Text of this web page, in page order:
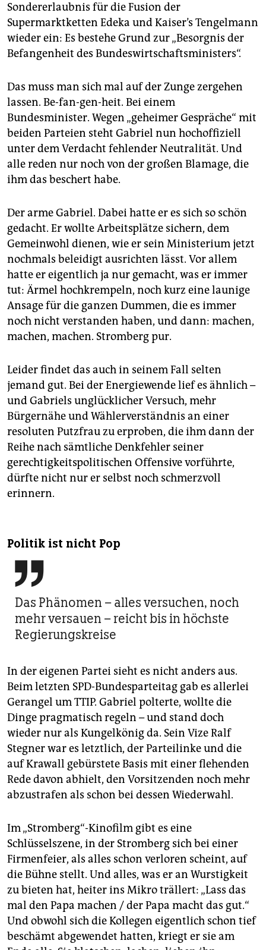
Sondererlaubnis für die Fusion der
Supermarktketten Edeka und Kaiser’s Tengelmann
wieder ein: Es bestehe Grund zur „Besorgnis der
Befangenheit des Bundeswirtschaftsministers“.
Das muss man sich mal auf der Zunge zergehen
lassen. Be-fan-gen-heit. Bei einem
Bundesminister. Wegen „geheimer Gespräche“ mit
beiden Parteien steht Gabriel nun hochoffiziell
unter dem Verdacht fehlender Neutralität. Und
alle reden nur noch von der großen Blamage, die
ihm das beschert habe.
Der arme Gabriel. Dabei hatte er es sich so schön
gedacht. Er wollte Arbeitsplätze sichern, dem
Gemeinwohl dienen, wie er sein Ministerium jetzt
nochmals beleidigt ausrichten lässt. Vor allem
hatte er eigentlich ja nur gemacht, was er immer
tut: Ärmel hochkrempeln, noch kurz eine launige
Ansage für die ganzen Dummen, die es immer
noch nicht verstanden haben, und dann: machen,
machen, machen. Stromberg pur.
Leider findet das auch in seinem Fall selten
jemand gut. Bei der Energiewende lief es ähnlich –
und Gabriels un­glücklicher Versuch, mehr
Bürgernähe und Wählerverständnis an einer
resoluten Putzfrau zu erproben, die ihm dann der
Reihe nach sämtliche Denkfehler seiner
gerechtigkeitspolitischen Offensive vorführte,
dürfte nicht nur er selbst noch schmerzvoll
erinnern.
Politik ist nicht Pop

Das Phänomen – ­alles versuchen, noch
mehr versauen – reicht bis in höchste
Regierungskreise
In der eigenen Partei sieht es nicht anders aus.
Beim letzten SPD-Bundesparteitag gab es allerlei
Gerangel um TTIP. Gabriel polterte, wollte die
Dinge pragmatisch regeln – und stand doch
wieder nur als Kungelkönig da. Sein Vize Ralf
Stegner war es letztlich, der Parteilinke und die
auf Krawall gebürstete Basis mit einer flehenden
Rede davon abhielt, den Vorsitzenden noch mehr
abzustrafen als schon bei dessen Wiederwahl.
Im „Stromberg“-Kinofilm gibt es eine
Schlüsselszene, in der Stromberg sich bei einer
Firmenfeier, als alles schon verloren scheint, auf
die Bühne stellt. Und alles, was er an Wurstigkeit
zu bieten hat, heiter ins Mikro trällert: „Lass das
mal den Papa machen / der Papa macht das gut.“
Und obwohl sich die Kollegen eigentlich schon tief
beschämt abgewendet hatten, kriegt er sie am